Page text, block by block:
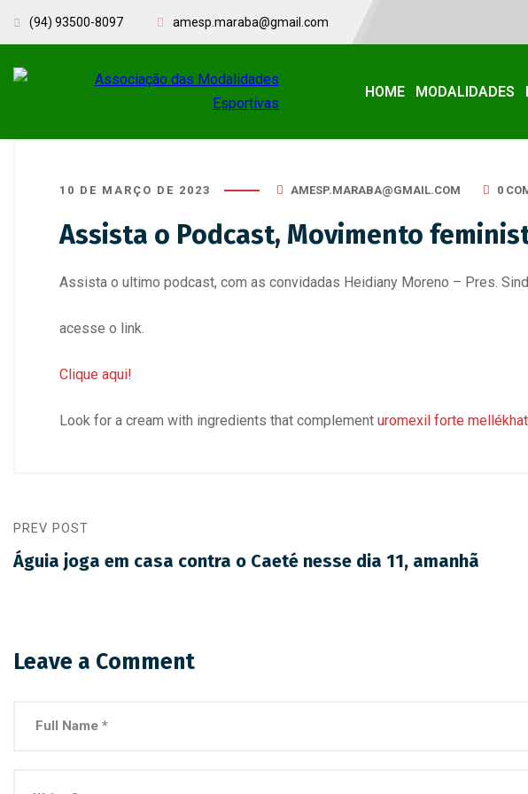
(94) 93500-8097 amesp.maraba@gmail.com
HOME MODALIDADES
10 DE MARÇO DE 2023 AMESP.MARABA@GMAIL.COM 0
Assista o Podcast, Movimento
Assista o ultimo podcast, com as convidadas Heidiany Moreno – Pres.
acesse o link.
Clique aqui!
Look for a cream with ingredients that complement uromexil forte
PREV POST
Águia joga em casa contra o Caeté nesse dia 11, amanhã
Leave a Comment